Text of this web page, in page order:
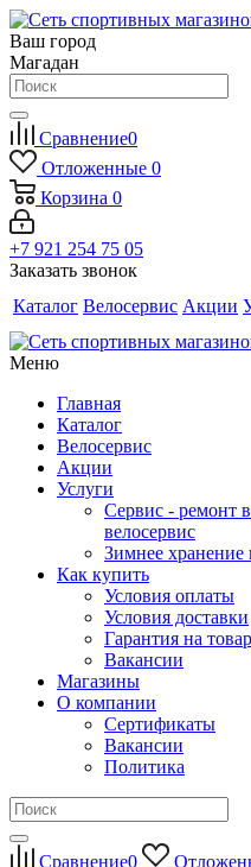
Ваш город
Магадан
Сравнение0
Отложенные 0
Корзина 0
+7 921 254 75 05
Заказать звонок
Каталог Велосервис Акции
Меню
Главная
Каталог
Велосервис
Акции
Услуги
Сервис - ремонт
велосервис
Зимнее хранение
Как купить
Условия оплаты
Условия доставки
Гарантия на товар
Вакансии
Магазины
О компании
Сертификаты
Вакансии
Политика
Сравнение0